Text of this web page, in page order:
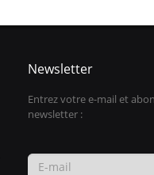
Newsletter
Entrez votre e-mail et
newsletter :